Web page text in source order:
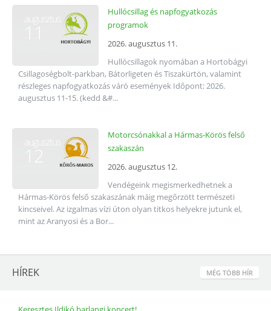
augusztus
11
Hullócsillag és napfogyatkozás
programok
2026. augusztus 11.
Hullócsillagok nyomában a Hortobágyi
Csillagoségbolt-parkban, Bátorligeten és Tiszakürtön, valamint
részleges napfogyatkozás váró események Időpont: 2026.
augusztus 11-15. (kedd &#...
augusztus
12
Motorcsónakkal a Hármas-Körös felső
szakaszán
2026. augusztus 12.
Vendégeink megismerkedhetnek a
Hármas-Körös felső szakaszának máig megőrzött természeti
kincseivel. Az izgalmas vízi úton olyan titkos helyekre jutunk el,
mint az Aranyosi és a Bor...
HÍREK MÉG TÖBB HÍR